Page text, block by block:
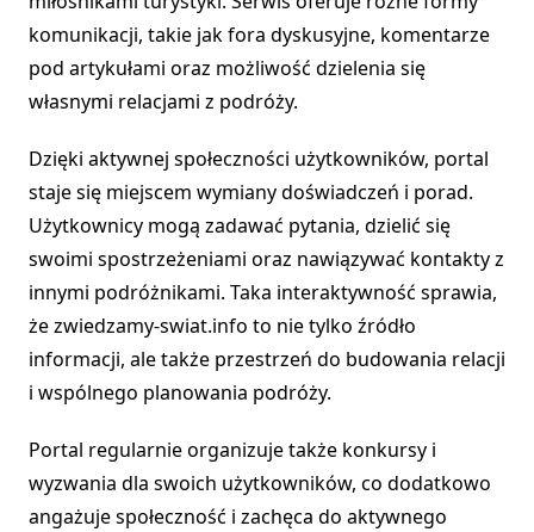
komunikacji, takie jak fora dyskusyjne, komentarze
pod artykułami oraz możliwość dzielenia się
własnymi relacjami z podróży.
Dzięki aktywnej społeczności użytkowników, portal
staje się miejscem wymiany doświadczeń i porad.
Użytkownicy mogą zadawać pytania, dzielić się
swoimi spostrzeżeniami oraz nawiązywać kontakty z
innymi podróżnikami. Taka interaktywność sprawia,
że zwiedzamy-swiat.info to nie tylko źródło
informacji, ale także przestrzeń do budowania relacji
i wspólnego planowania podróży.
Portal regularnie organizuje także konkursy i
wyzwania dla swoich użytkowników, co dodatkowo
angażuje społeczność i zachęca do aktywnego